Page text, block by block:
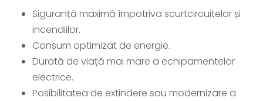
Siguranță maximă împotriva scurtcircuitelor și
incendiilor.
Consum optimizat de energie.
Durată de viață mai mare a echipamentelor
electrice.
Posibilitatea de extindere sau modernizare a